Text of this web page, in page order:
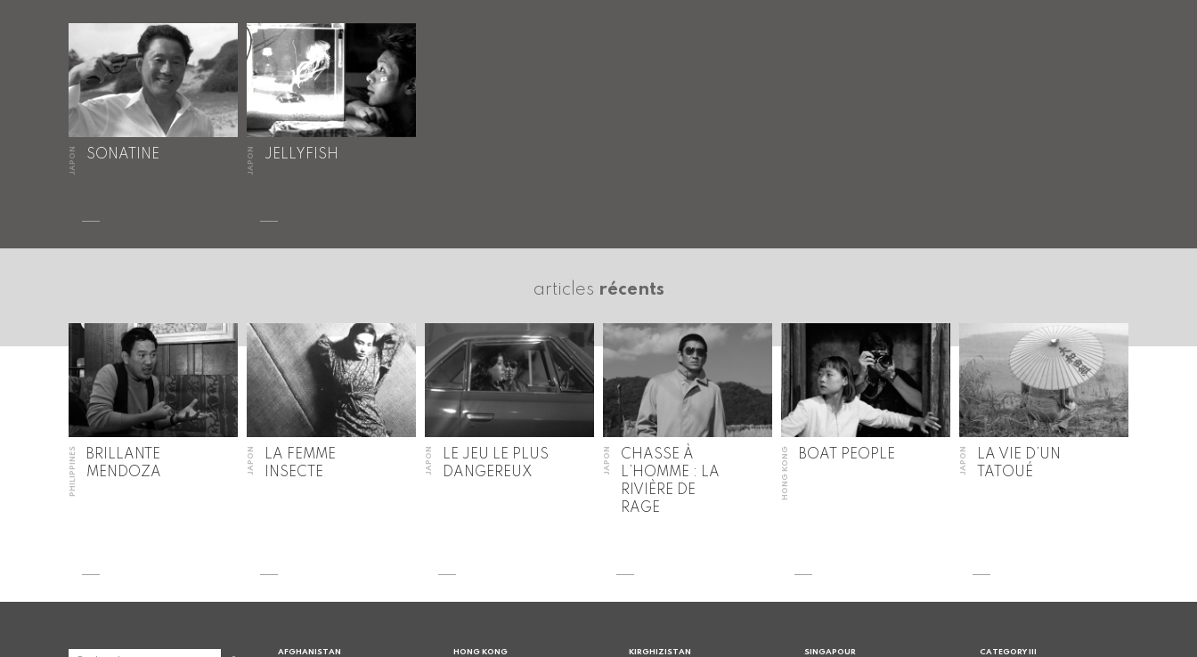
JAPON SONATINE JAPON JELLYFISH
articles récents
PHILIPPINES
BRILLANTE
MENDOZA
JAPON
LA FEMME
INSECTE
JAPON
LE JEU LE PLUS
DANGEREUX
JAPON
CHASSE À
L’HOMME : LA
RIVIÈRE DE
RAGE
HONG KONG BOAT PEOPLE JAPON
LA VIE D’UN
TATOUÉ
AFGHANISTAN HONG KONG KIRGHIZISTAN SINGAPOUR CATEGORY III